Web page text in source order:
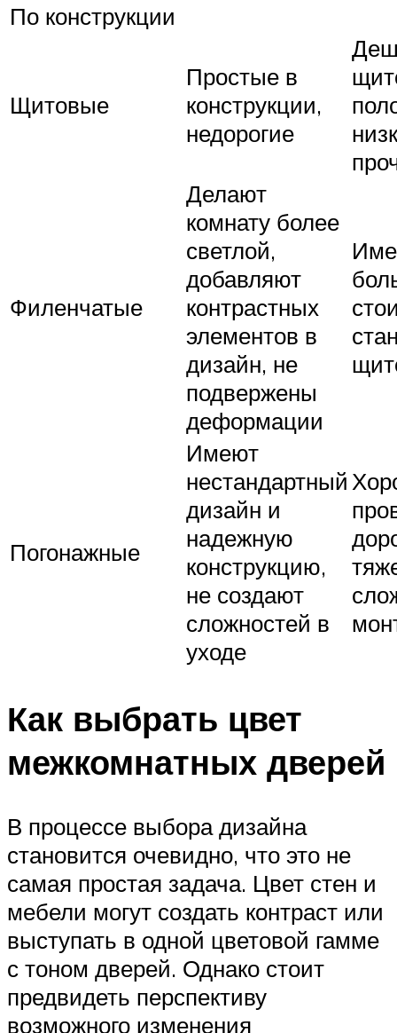
По конструкции
Щитовые
Простые в
конструкции,
недорогие
Филенчатые
Делают
комнату более
светлой,
добавляют
контрастных
элементов в
дизайн, не
подвержены
деформации
Погонажные
Имеют
нестандартный
дизайн и
надежную
конструкцию,
не создают
сложностей в
уходе
Как выбрать цвет
межкомнатных дверей
В процессе выбора дизайна
становится очевидно, что это не
самая простая задача. Цвет стен и
мебели могут создать контраст или
выступать в одной цветовой гамме
с тоном дверей. Однако стоит
предвидеть перспективу
возможного изменения